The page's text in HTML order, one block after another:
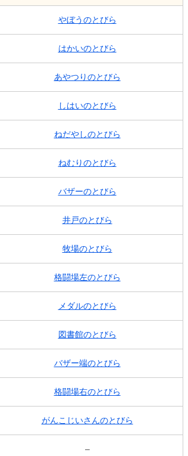
やぼうのとびら
はかいのとびら
あやつりのとびら
しはいのとびら
ねだやしのとびら
ねむりのとびら
バザーのとびら
井戸のとびら
牧場のとびら
格闘場左のとびら
メダルのとびら
図書館のとびら
バザー端のとびら
格闘場右のとびら
がんこじいさんのとびら
–